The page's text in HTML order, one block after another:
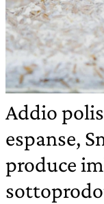
Addio
espanse,
produce